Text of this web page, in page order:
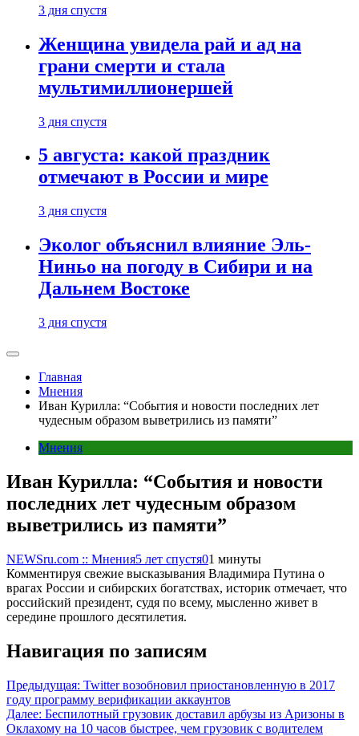
3 дня спустя
Женщина увидела рай и ад на
грани смерти и стала
мультимиллионершей
3 дня спустя
5 августа: какой праздник
отмечают в России и мире
3 дня спустя
Эколог объяснил влияние Эль-
Ниньо на погоду в Сибири и на
Дальнем Востоке
3 дня спустя
Главная
Мнения
Иван Курилла: “События и новости последних лет
чудесным образом выветрились из памяти”
Мнения
Иван Курилла: “События и новости
последних лет чудесным образом
выветрились из памяти”
NEWSru.com :: Мнения5 лет спустя01 минуты
Комментируя свежие высказывания Владимира Путина о
врагах России и сибирских богатствах, историк отмечает, что
российский президент, судя по всему, мысленно живет в
середине прошлого десятилетия.
Навигация по записям
Предыдущая: Twitter возобновил приостановленную в 2017
году программу верификации аккаунтов
Далее: Беспилотный грузовик доставил арбузы из Аризоны в
Оклахому на 10 часов быстрее, чем грузовик с водителем